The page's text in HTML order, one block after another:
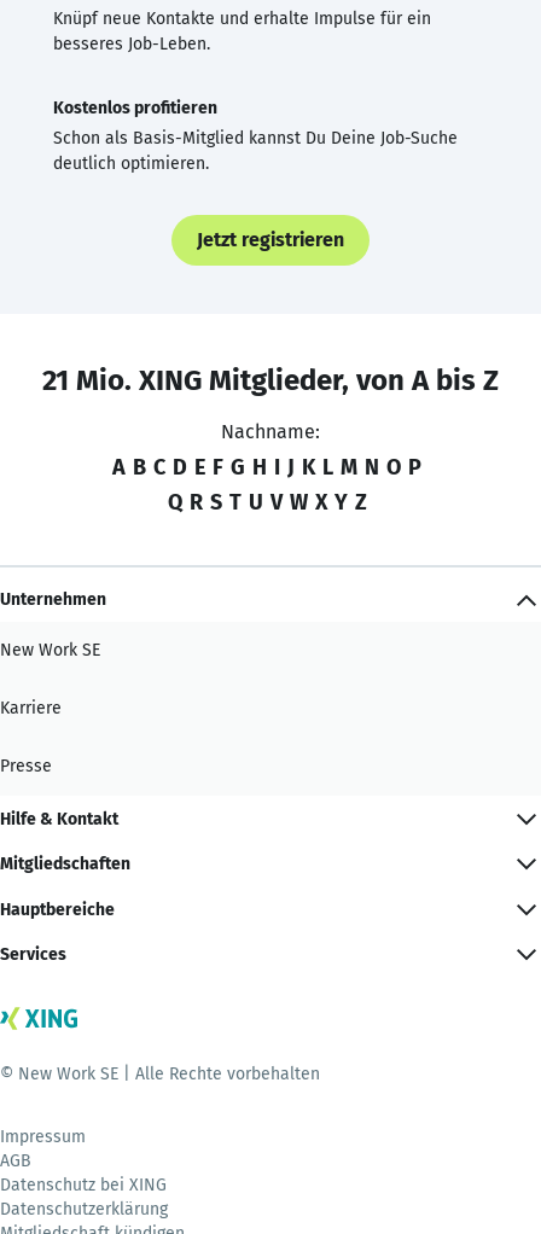
Knüpf neue Kontakte und erhalte Impulse für ein
besseres Job-Leben.
Kostenlos profitieren
Schon als Basis-Mitglied kannst Du Deine Job-Suche
deutlich optimieren.
Jetzt registrieren
21 Mio. XING Mitglieder, von A bis Z
Nachname:
A B C D E F G H I J K L M N O P
Q R S T U V W X Y Z
Unternehmen
New Work SE
Karriere
Presse
Hilfe & Kontakt
Mitgliedschaften
Hauptbereiche
Services
© New Work SE | Alle Rechte vorbehalten
Impressum
AGB
Datenschutz bei XING
Datenschutzerklärung